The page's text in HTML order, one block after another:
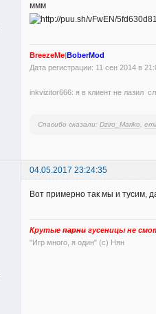
ммм
BreezeMe|BoberMod
Дата регистрации: 11 сен 2014 в
inkvizitor666: я в клиент не лазил
Спасибо сказали: Dziro_Mariko
04.05.2017 23:24:35
Вот примерно так мы и тусим,
Крутые парни гусеницы не
"Игр много, я один" (с) Нян